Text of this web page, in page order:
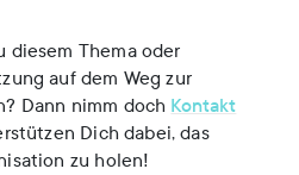
diesem Thema oder
auf dem Weg zur
Dann nimm doch Kontakt
Dich dabei, das
zu holen!